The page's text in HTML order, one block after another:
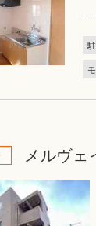
メルヴェ